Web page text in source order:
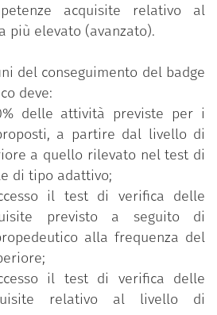
delle iniziative formative
“Syllabus – Nuove
valori della PA, che mirano a
la consapevolezza dei
di principi e valori
quel cambiamento culturale e
che portino a una
dei comportamenti nei contesti
nella società.
a disposizione dei dipendenti
dal Dipartimento della
Presidenza del Consiglio dei
nell'ambito delle attività
metodi e strumenti per
acquisite relativo al
più elevato (avanzato).
del conseguimento del badge
deve:
delle attività previste per i
a partire dal livello di
a quello rilevato nel test di
di tipo adattivo;
il test di verifica delle
previsto a seguito di
alla frequenza del
il test di verifica delle
relativo al livello di